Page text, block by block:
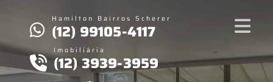
Hamilton Bairros Scherer
(12) 99105-4117
Imobiliária
(12) 3939-3959